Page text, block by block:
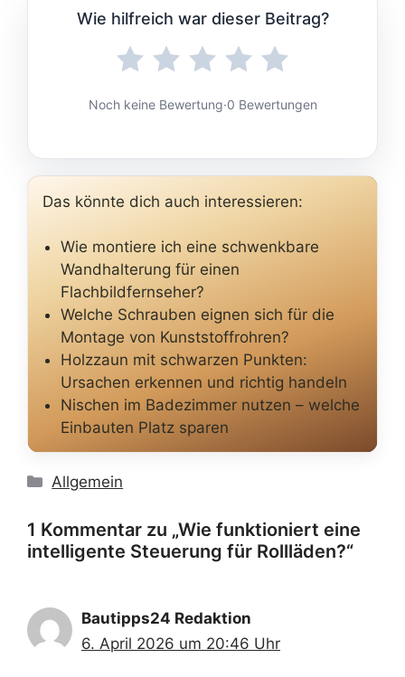
Wie hilfreich war dieser Beitrag?
Noch keine Bewertung·0 Bewertungen
Das könnte dich auch interessieren:
Wie montiere ich eine schwenkbare
Wandhalterung für einen
Flachbildfernseher?
Welche Schrauben eignen sich für die
Montage von Kunststoffrohren?
Holzzaun mit schwarzen Punkten:
Ursachen erkennen und richtig handeln
Nischen im Badezimmer nutzen – welche
Einbauten Platz sparen
Kategorien
Allgemein
1 Kommentar zu „Wie funktioniert eine
intelligente Steuerung für Rollläden?“
Bautipps24 Redaktion
6. April 2026 um 20:46 Uhr